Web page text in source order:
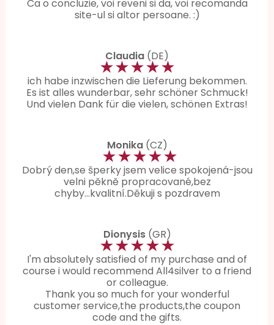
Ca o concluzie, voi reveni si da, voi recomanda
site-ul si altor persoane. :)
Claudia (DE)
★★★★★
ich habe inzwischen die Lieferung bekommen.
Es ist alles wunderbar, sehr schöner Schmuck!
Und vielen Dank für die vielen, schönen Extras!
Monika(CZ)
★★★★★
Dobrý den,se šperky jsem velice spokojená-jsou
velni pěkně propracované,bez
chyby...kvalitní.Děkuji s pozdravem
Dionysis(GR)
★★★★★
I'm absolutely satisfied of my purchase and of
course i would recommend All4silver to a friend
or colleague.
Thank you so much for your wonderful
customer service,the products,the coupon
code and the gifts.